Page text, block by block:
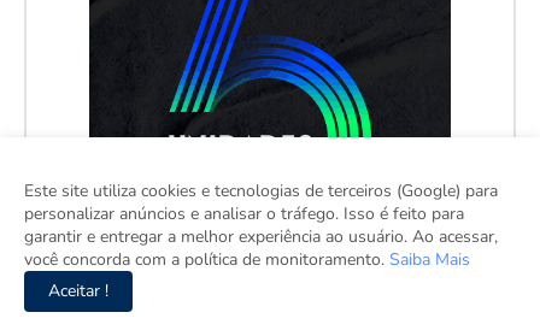
Este site utiliza cookies e tecnologias de terceiros (Google) para
personalizar anúncios e analisar o tráfego. Isso é feito para
garantir e entregar a melhor experiência ao usuário. Ao acessar,
você concorda com a política de monitoramento. Saiba Mais
Aceitar !